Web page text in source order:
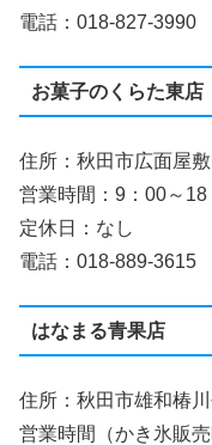
電話：018-827-3990
お菓子のくらた東店
住所：秋田市広面屋
営業時間：9：00～18
定休日：なし
電話：018-889-3615
はなまる青果店
住所：秋田市雄和椿
営業時間（かき氷販